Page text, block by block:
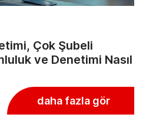
Çok Şubeli
ve Denetimi Nasıl
daha fazla gör